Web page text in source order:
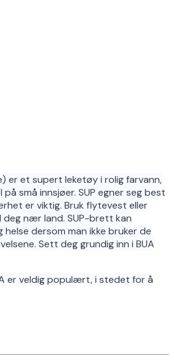
er et supert leketøy i rolig farvann,
små innsjøer. SUP egner seg best
er viktig. Bruk flytevest eller
nær land. SUP-brett kan
dersom man ikke bruker de
Sett deg grundig inn i BUA
er veldig populært, i stedet for å